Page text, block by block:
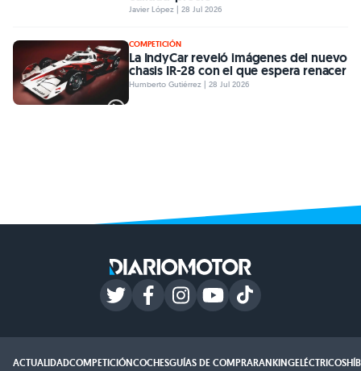
Javier López | 28 Jul 2026
COMPETICIÓN
La IndyCar reveló imágenes del nuevo
chasis IR-28 con el que espera renacer
Humberto Gutiérrez | 28 Jul 2026
ACTUALIDADCOMPETICIÓNCOCHESGUÍAS DE COMPRARANKINGELÉCTRICOS